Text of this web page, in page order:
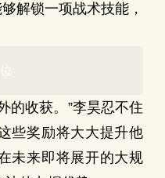
解锁一项战术技能，
收获。”李昊忍不住
些奖励将大大提升他
未来即将展开的大规